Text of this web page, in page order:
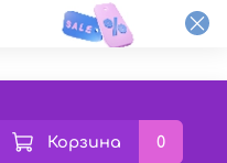
Корзина 0